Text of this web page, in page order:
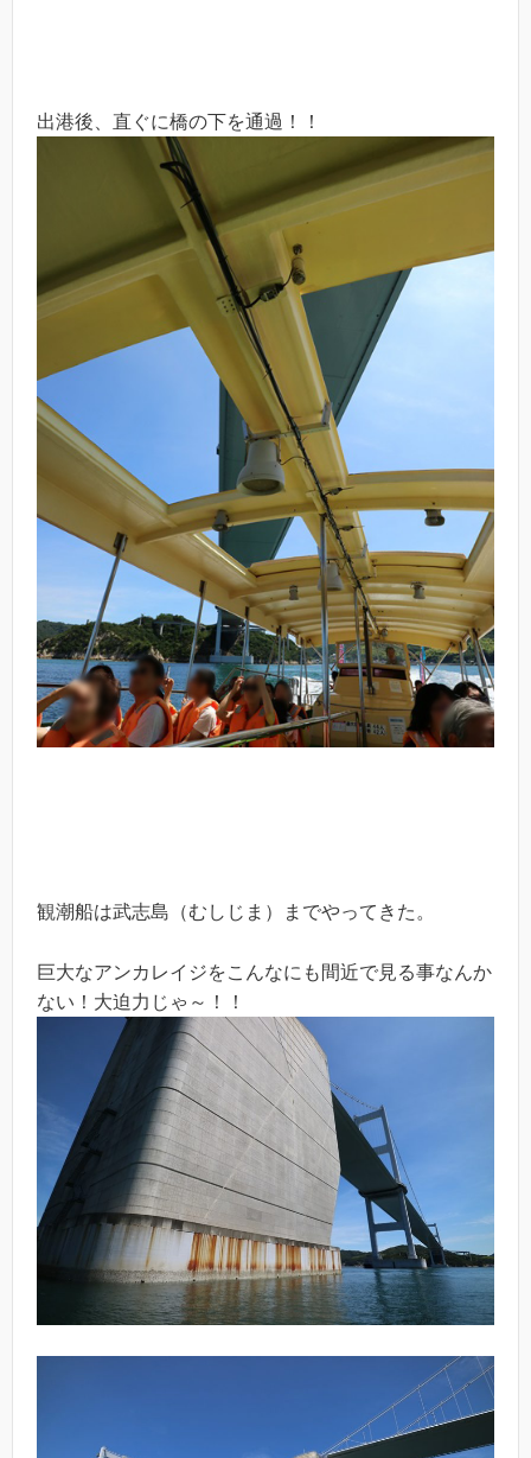
出港後、直ぐに橋の下を通過！！
観潮船は武志島（むしじま）までやってきた。
巨大なアンカレイジをこんなにも間近で見る事なんか
ない！大迫力じゃ～！！